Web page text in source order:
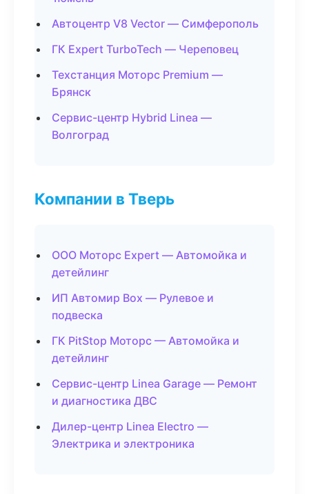
Автоцентр V8 Vector — Симферополь
ГК Expert TurboTech — Череповец
Техстанция Моторс Premium —
Брянск
Сервис-центр Hybrid Linea —
Волгоград
Компании в Тверь
ООО Моторс Expert — Автомойка и
детейлинг
ИП Автомир Box — Рулевое и
подвеска
ГК PitStop Моторс — Автомойка и
детейлинг
Сервис-центр Linea Garage — Ремонт
и диагностика ДВС
Дилер-центр Linea Electro —
Электрика и электроника